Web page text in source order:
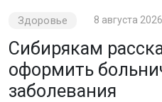
Здоровье 8 августа
Сибирякам
оформить
заболевания